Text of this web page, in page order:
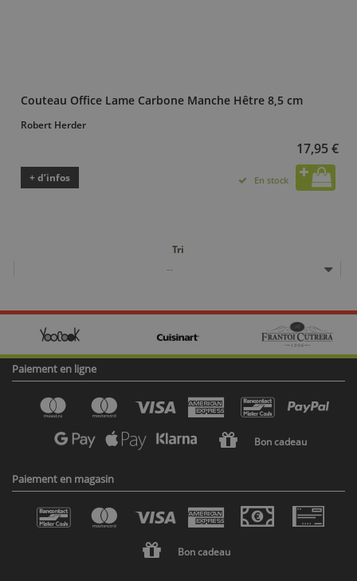
Couteau Office Lame Carbone Manche Hêtre 8,5 cm
Robert Herder
17,95 €
+ d’infos En stock
Tri
--
Paiement en ligne
Bon cadeau
Paiement en magasin
Bon cadeau